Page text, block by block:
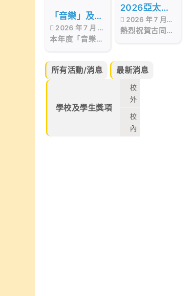
賓，更邀得香港
西區婦女福利會
會長兼本校獨立
校董羅瞿惠芬女
「STEAM工作
坊」。同學在活
動中不但掌握
「STEAM與生
小手工，體驗學
習的樂趣。
「音樂」及
「藝術」成果
分享會
日
本年度「音樂」
30日完滿結
束，集合本校話
弦樂團、管樂及
武術小組、爵士
2026亞太區
文化藝術創作
比賽
15 日
熱烈祝賀古同學
化藝術創作比賽
文化藝術協會所
舉辦的各個比賽
個不同獎項
所有活動/消息 最新消息
學校及學生獎項
校
外
校
內